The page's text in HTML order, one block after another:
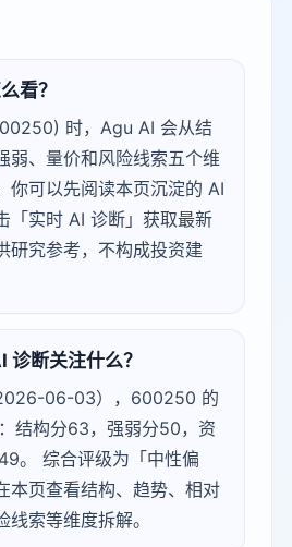
看？
时，Agu AI 会从结
弱、量价和风险线索五个维
你可以先阅读本页沉淀的 AI
「实时 AI 诊断」获取最新
研究参考，不构成投资建
断关注什么？
06-03），600250 的
结构分63，强弱分50，资
。 综合评级为「中性偏
本页查看结构、趋势、相对
索等维度拆解。